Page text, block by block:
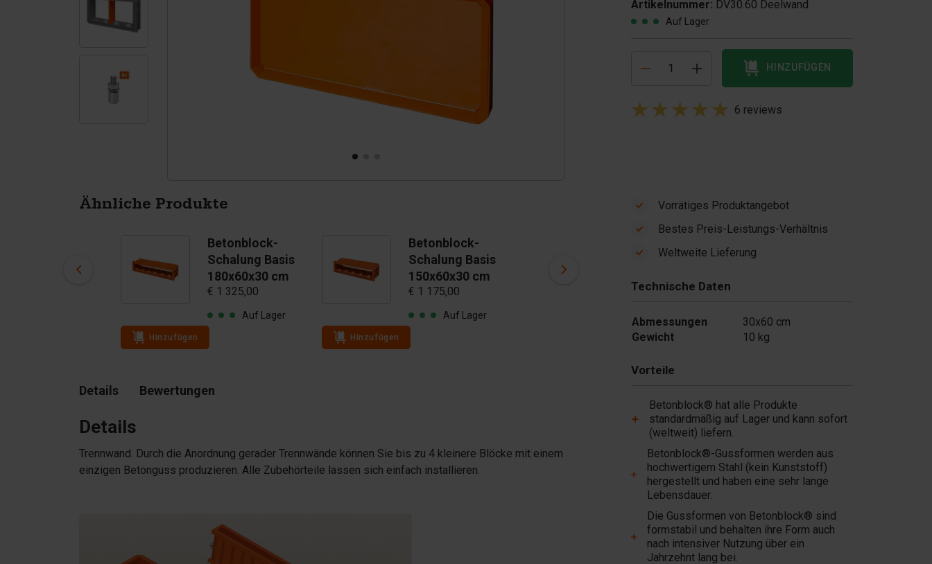
Tetrapoden
Artikelnummer: DV30.60 Deelwand
Auf Lager
HINZUFÜGEN
6 reviews
Ähnliche Produkte
180x30x60 cm
Betonblock-
Schalung Basis
180x60x30 cm
€ 1 325,00
Auf Lager
Hinzufügen
Betonblock-
Schalung Basis
150x60x30 cm
€ 1 175,00
Auf Lager
Hinzufügen
Betonblock-
€ 155,00
Hinzufügen
Details Bewertungen
Details
Trennwand. Durch die Anordnung gerader Trennwände können Sie bis zu 4 kleinere Blöcke mit einem
einzigen Betonguss produzieren. Alle Zubehörteile lassen sich einfach installieren.
Vorrätiges Produktangebot
Bestes Preis-Leistungs-Verhältnis
Weltweite Lieferung
Technische Daten
Abmessungen
30x60 cm
Gewicht
10 kg
Vorteile
Betonblock® hat alle Produkte
standardmäßig auf Lager und kann sofort
(weltweit) liefern.
Betonblock®-Gussformen werden aus
hochwertigem Stahl (kein Kunststoff)
hergestellt und haben eine sehr lange
Lebensdauer.
Die Gussformen von Betonblock® sind
formstabil und behalten ihre Form auch
nach intensiver Nutzung über ein
Jahrzehnt lang bei.